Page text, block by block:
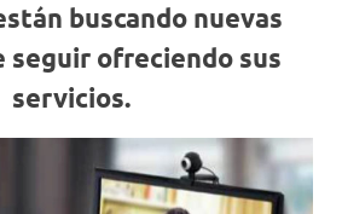
buscando nuevas
seguir ofreciendo sus
servicios.